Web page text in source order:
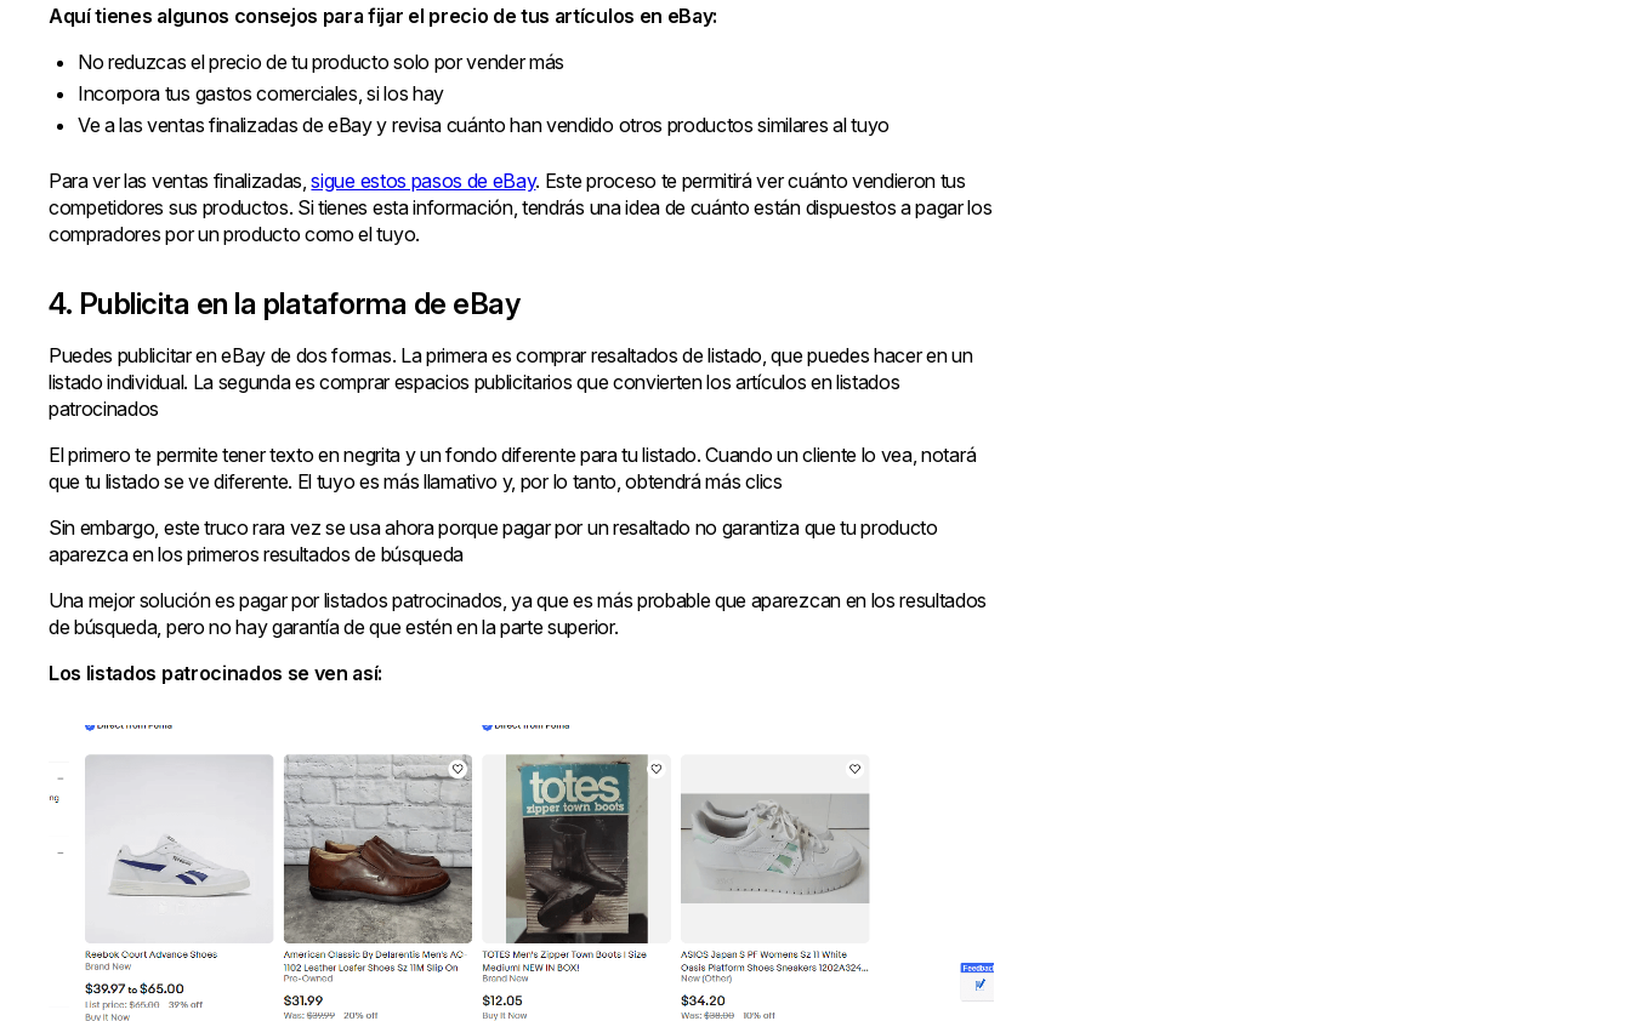
Aquí tienes algunos consejos para fijar el precio de tus artículos en eBay:
No reduzcas el precio de tu producto solo por vender más
Incorpora tus gastos comerciales, si los hay
Ve a las ventas finalizadas de eBay y revisa cuánto han vendido otros productos similares al tuyo
Para ver las ventas finalizadas,sigue estos pasos de eBay. Este proceso te permitirá ver cuánto vendieron tus
competidores sus productos. Si tienes esta información, tendrás una idea de cuánto están dispuestos a pagar los
compradores por un producto como el tuyo.
4. Publicita en la plataforma de eBay
Puedes publicitar en eBay de dos formas. La primera es comprar resaltados de listado, que puedes hacer en un
listado individual. La segunda es comprar espacios publicitarios que convierten los artículos en listados
patrocinados
El primero te permite tener texto en negrita y un fondo diferente para tu listado. Cuando un cliente lo vea, notará
que tu listado se ve diferente. El tuyo es más llamativo y, por lo tanto, obtendrá más clics
Sin embargo, este truco rara vez se usa ahora porque pagar por un resaltado no garantiza que tu producto
aparezca en los primeros resultados de búsqueda
Una mejor solución es pagar por listados patrocinados, ya que es más probable que aparezcan en los resultados
de búsqueda, pero no hay garantía de que estén en la parte superior.
Los listados patrocinados se ven así: